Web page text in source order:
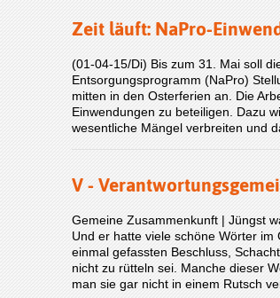
Zeit läuft: NaPro-
(01-04-15/Di) Bis zum 31. Mai soll
Entsorgungsprogramm (NaPro)
mitten in den Osterferien an. Die
Einwendungen zu beteiligen. Dazu
wesentliche Mängel verbreiten und
V -
Gemeine Zusammenkunft | Jüngst
Und er hatte viele schöne Wörter
einmal gefassten Beschluss,
nicht zu rütteln sei. Manche dieser
man sie gar nicht in einem Rutsch